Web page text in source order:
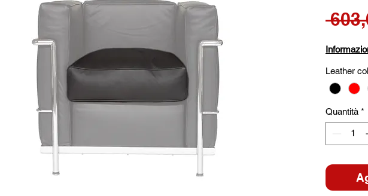
Leather
Quantità *